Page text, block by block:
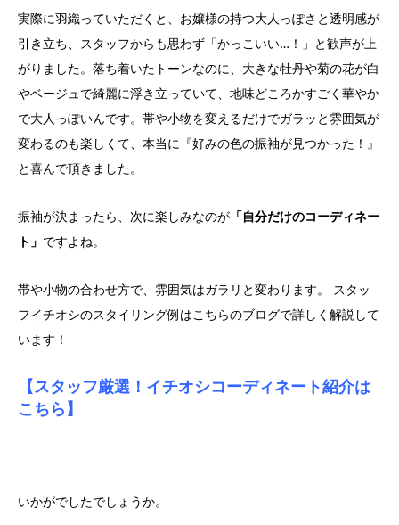
実際に羽織っていただくと、お嬢様の持つ大人っぽさと透明感が
引き立ち、スタッフからも思わず「かっこいい…！」と歓声が上
がりました。落ち着いたトーンなのに、大きな牡丹や菊の花が白
やベージュで綺麗に浮き立っていて、地味どころかすごく華やか
で大人っぽいんです。帯や小物を変えるだけでガラッと雰囲気が
変わるのも楽しくて、本当に『好みの色の振袖が見つかった！』
と喜んで頂きました。
振袖が決まったら、次に楽しみなのが 「自分だけのコーディネー
ト」 ですよね。
帯や小物の合わせ方で、雰囲気はガラリと変わります。 ​スタッ
フイチオシのスタイリング例はこちらのブログで詳しく解説して
います！
【スタッフ厳選！イチオシコーディネート紹介は
こちら】
いかがでしたでしょうか。